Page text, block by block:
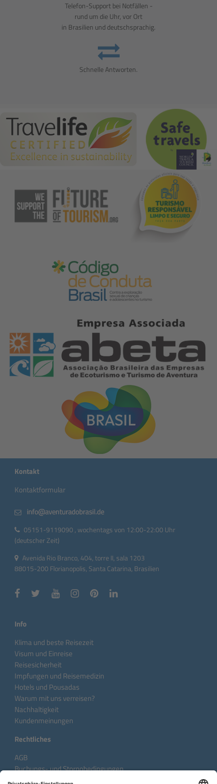
Telefon-Support bei Notfällen -
rund um die Uhr, vor Ort
in Brasilien und deutschsprachig.
Schnelle Antworten.
Kontakt
Kontaktformular
05151-9119090 , wochentags von 12:00-22:00 Uhr
(deutscher Zeit)
Avenida Rio Branco, 404, torre II, sala 1203
88015-200 Florianopolis, Santa Catarina, Brasilien
Info
Klima und beste Reisezeit
Visum und Einreise
Reisesicherheit
Impfungen und Reisemedizin
Hotels und Pousadas
Warum mit uns verreisen?
Nachhaltigkeit
Kundenmeinungen
Rechtliches
AGB
Buchungs- und Stornobedingungen
Datenschutzhinweise